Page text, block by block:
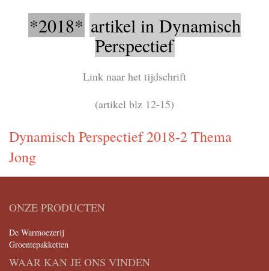
*2018* artikel in Dynamisch
Perspectief
Link naar het tijdschrift
(artikel blz 12-15)
Dynamisch Perspectief 2018-2 Thema
Jong
ONZE PRODUCTEN
De Warmoezerij
Groentepakketten
WAAR KAN JE ONS VINDEN